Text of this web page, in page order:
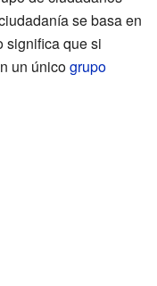
se basa en
significa que si
un únicogrupo